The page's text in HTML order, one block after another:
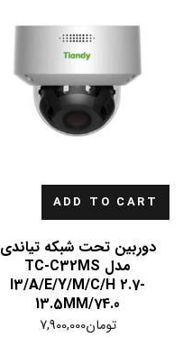
ADD TO CART
دوربین تحت شبکه تیاندی
مدل TC-C32MS
I3/A/E/Y/M/C/H 2.7-
13.5MM/74.0
تومان7,900,000